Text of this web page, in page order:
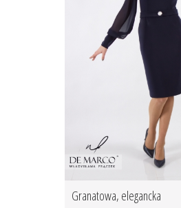
Granatowa, elegancka